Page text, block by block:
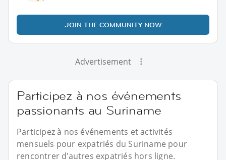
JOIN THE COMMUNITY NOW
Advertisement
Participez à nos événements
passionants au Suriname
Participez à nos événements et activités
mensuels pour expatriés du Suriname pour
rencontrer d'autres expatriés hors ligne.